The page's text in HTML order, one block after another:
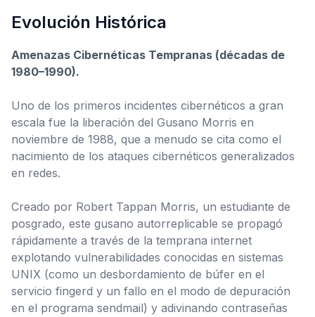
Evolución Histórica
Amenazas Cibernéticas Tempranas (décadas de
1980–1990).
Uno de los primeros incidentes cibernéticos a gran
escala fue la liberación del Gusano Morris en
noviembre de 1988, que a menudo se cita como el
nacimiento de los ataques cibernéticos generalizados
en redes.
Creado por Robert Tappan Morris, un estudiante de
posgrado, este gusano autorreplicable se propagó
rápidamente a través de la temprana internet
explotando vulnerabilidades conocidas en sistemas
UNIX (como un desbordamiento de búfer en el
servicio fingerd y un fallo en el modo de depuración
en el programa sendmail) y adivinando contraseñas